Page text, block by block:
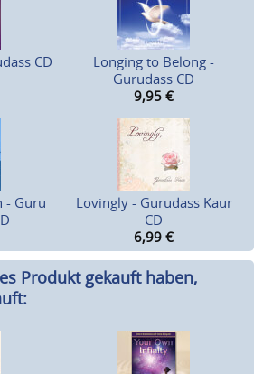
CD
Longing to Belong -
Gurudass CD
9,95 €
- Guru
Lovingly - Gurudass Kaur
CD
6,99 €
Produkt gekauft haben,